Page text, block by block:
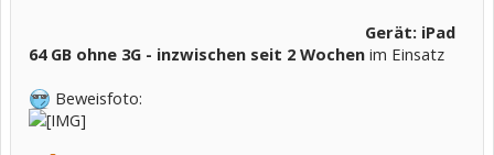
Gerät: iPad
64 GB ohne 3G - inzwischen seit 2 Wochen im Einsatz
Beweisfoto: